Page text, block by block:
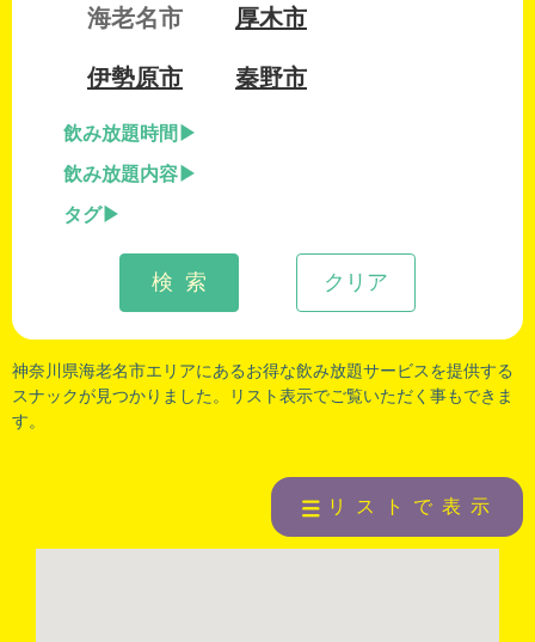
海老名市 厚木市
伊勢原市 秦野市
飲み放題時間
飲み放題内容
タグ
クリア
検 索
神奈川県海老名市エリアにあるお得な飲み放題サービスを提供する
スナックが見つかりました。リスト表示でご覧いただく事もできま
す。
リストで表示